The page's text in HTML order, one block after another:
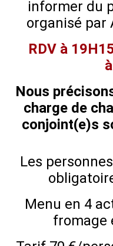
informer du
organisé par
RDV à
Nous
charge de
conjoint(e)s
Les
Menu en 4
fromage